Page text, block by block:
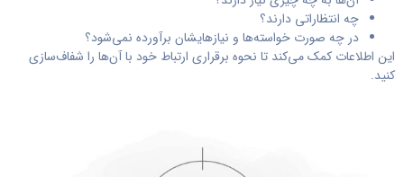
چه انتظاراتی دارند؟
در چه صورت خواسته‌ها و نیازهایشان برآورده نمی‌شود؟
این اطلاعات کمک می‌کند تا نحوه برقراری ارتباط خود با آن‌ها را شفاف‌سازی
کنید.